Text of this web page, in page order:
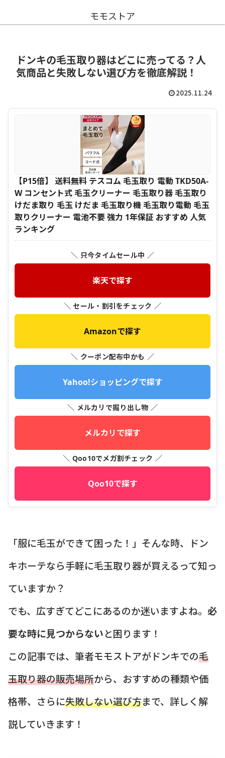
モモストア
ドンキの毛玉取り器はどこに売ってる？人
気商品と失敗しない選び方を徹底解説！
2025.11.24
【P15倍】 送料無料 テスコム 毛玉取り 電動 TKD50A-
W コンセント式 毛玉クリーナー 毛玉取り器 毛玉取り
けだま取り 毛玉 けだま 毛玉取り機 毛玉取り電動 毛玉
取りクリーナー 電池不要 強力 1年保証 おすすめ 人気
ランキング
＼ 只今タイムセール中 ／
楽天で探す
＼ セール・割引をチェック ／
Amazonで探す
＼ クーポン配布中かも ／
Yahoo!ショッピングで探す
＼ メルカリで掘り出し物 ／
メルカリで探す
＼ Qoo10でメガ割チェック ／
Qoo10で探す
「服に毛玉ができて困った！」そんな時、ドン
キホーテなら手軽に毛玉取り器が買えるって知っ
ていますか？
でも、広すぎてどこにあるのか迷いますよね。 必
要な時に見つからないと困ります！
この記事では、筆者モモストアがドンキでの毛
玉取り器の販売場所から、おすすめの種類や価
格帯、さらに失敗しない選び方まで、詳しく解
説していきます！